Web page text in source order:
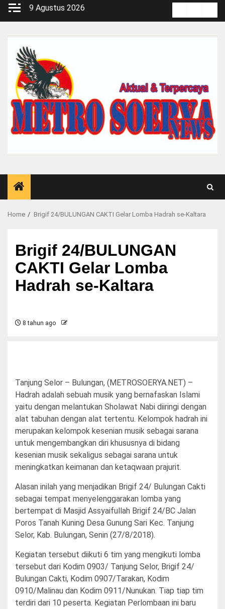
Skip
9 Agustus 2026
Media
Home Brigif 24/BULUNGAN CAKTI Gelar Lomba Hadrah se-Kaltara
Brigif 24/BULUNGAN
CAKTI Gelar Lomba
Hadrah se-Kaltara
8 tahun ago
Tanjung Selor – Bulungan, (METROSOERYA.NET) –
Hadrah adalah sebuah musik yang bernafaskan Islami
yaitu dengan melantukan Sholawat Nabi diiringi dengan
alat tabuhan dengan alat tertentu. Kelompok hadrah ini
merupakan kelompok kesenian musik sebagai sarana
untuk mengembangkan diri khususnya di bidang
kesenian musik sekaligus sebagai sarana untuk
meningkatkan keimanan dan ketaqwaan prajurit.
Alasan inilah yang menjadikan Brigif 24/ Bulungan Cakti
sebagai tempat menyelenggarakan lomba yang
bertempat di Masjid Assyaifullah Brigif 24/BC Jalan
Poros Tanah Kuning Desa Gunung Sari Kec. Tanjung
Selor, Kab. Bulungan, Senin (27/8/2018).
Kegiatan tersebut diikuti 6 tim yang mengikuti lomba
tersebut dari Kodim 0903/ Tanjung Selor, Brigif 24/
Bulungan Cakti, Kodim 0907/Tarakan, Kodim
0910/Malinau dan Kodim 0911/Nunukan. Tiap tiap tim
terdiri dari 10 peserta. Kegiatan Perlombaan ini baru